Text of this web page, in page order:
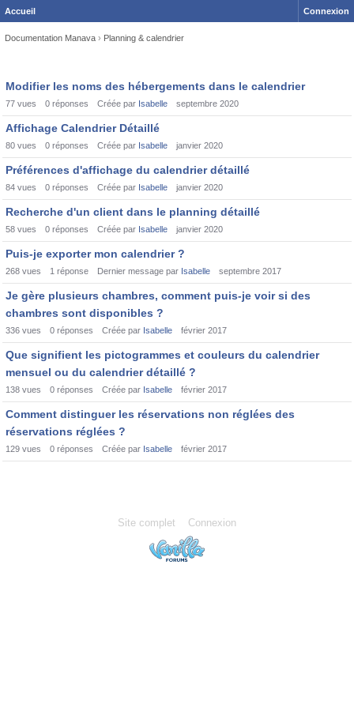
Accueil Connexion
Documentation Manava › Planning & calendrier
Discussion
List
Modifier les noms des hébergements dans le calendrier
77 vues 0 réponses Créée par Isabelle septembre 2020
Affichage Calendrier Détaillé
80 vues 0 réponses Créée par Isabelle janvier 2020
Préférences d'affichage du calendrier détaillé
84 vues 0 réponses Créée par Isabelle janvier 2020
Recherche d'un client dans le planning détaillé
58 vues 0 réponses Créée par Isabelle janvier 2020
Puis-je exporter mon calendrier ?
268 vues 1 réponse Dernier message par Isabelle septembre 2017
Je gère plusieurs chambres, comment puis-je voir si des
chambres sont disponibles ?
336 vues 0 réponses Créée par Isabelle février 2017
Que signifient les pictogrammes et couleurs du calendrier
mensuel ou du calendrier détaillé ?
138 vues 0 réponses Créée par Isabelle février 2017
Comment distinguer les réservations non réglées des
réservations réglées ?
129 vues 0 réponses Créée par Isabelle février 2017
Site complet Connexion